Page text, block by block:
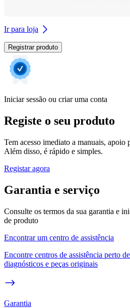
Ir para loja
Registrar produto
Iniciar sessão ou criar uma conta
Registe o seu produto
Tem acesso imediato a manuais, apoio
Além disso, é rápido e simples.
Registar agora
Garantia e serviço
Consulte os termos da sua garantia e
de produto
Encontrar um centro de assistência
Encontre centros de assistência perto
diagnósticos e peças originais
Garantia